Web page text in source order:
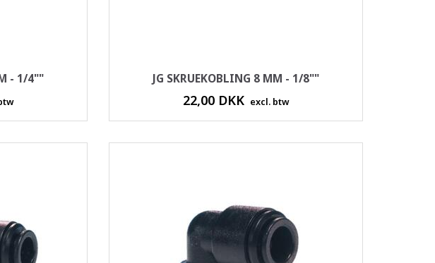
- 1/4"" JG SKRUEKOBLING 8 MM - 1/8""
22,00 DKK excl. btw